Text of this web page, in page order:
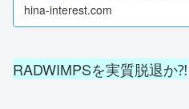
る、...
hina-interest.com
RADWIMPSを実質脱退か⁈